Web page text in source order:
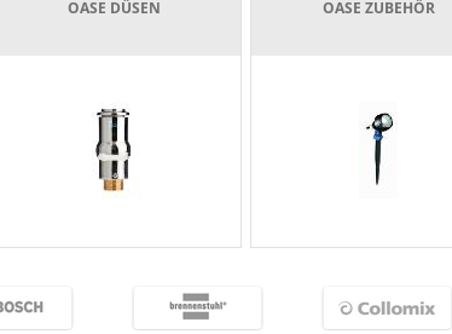
OASE DÜSEN OASE ZUBEHÖR